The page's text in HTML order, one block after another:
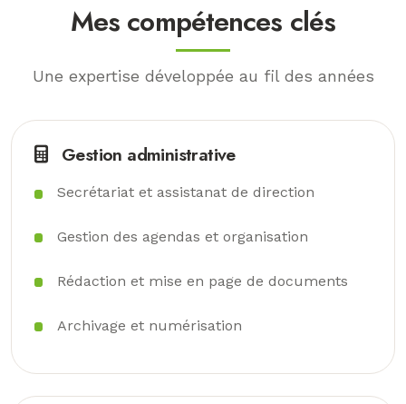
Mes compétences clés
Une expertise développée au fil des années
Gestion administrative
Secrétariat et assistanat de direction
Gestion des agendas et organisation
Rédaction et mise en page de documents
Archivage et numérisation